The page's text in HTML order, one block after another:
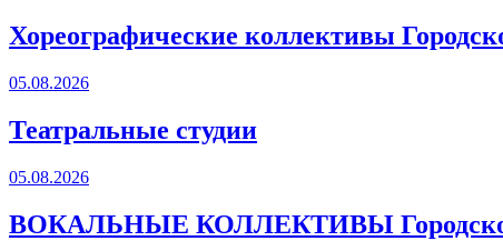
Хореографические коллективы
05.08.2026
Театральные студии
05.08.2026
ВОКАЛЬНЫЕ КОЛЛЕКТИВЫ